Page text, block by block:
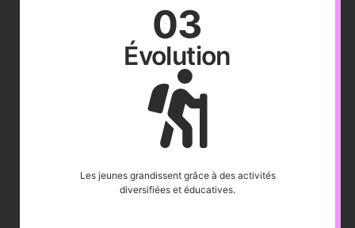
03
Évolution
Les jeunes grandissent grâce à des activités
diversifiées et éducatives.